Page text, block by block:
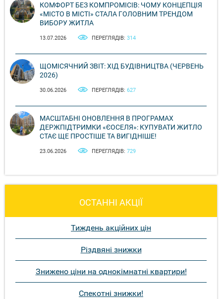
КОМФОРТ БЕЗ КОМПРОМІСІВ: ЧОМУ КОНЦЕПЦІЯ
«МІСТО В МІСТІ» СТАЛА ГОЛОВНИМ ТРЕНДОМ
ВИБОРУ ЖИТЛА
13.07.2026 ПЕРЕГЛЯДІВ: 314
ЩОМІСЯЧНИЙ ЗВІТ: ХІД БУДІВНИЦТВА (ЧЕРВЕНЬ
2026)
30.06.2026 ПЕРЕГЛЯДІВ: 627
МАСШТАБНІ ОНОВЛЕННЯ В ПРОГРАМАХ
ДЕРЖПІДТРИМКИ «ЄОСЕЛЯ»: КУПУВАТИ ЖИТЛО
СТАЄ ЩЕ ПРОСТІШЕ ТА ВИГІДНІШЕ!
23.06.2026 ПЕРЕГЛЯДІВ: 729
ОСТАННІ АКЦІЇ
Тиждень акційних цін
Різдвяні знижки
Знижено ціни на однокімнатні квартири!
Спекотні знижки!